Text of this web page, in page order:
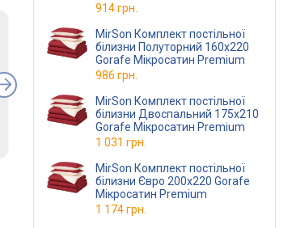
914 грн.
MirSon Комплект постільної
білизни Полуторний 160х220
Gorafe Мікросатин Premium
986 грн.
MirSon Комплект постільної
білизни Двоспальний 175х210
Gorafe Мікросатин Premium
1 031 грн.
MirSon Комплект постільної
білизни Євро 200х220 Gorafe
Мікросатин Premium
1 174 грн.